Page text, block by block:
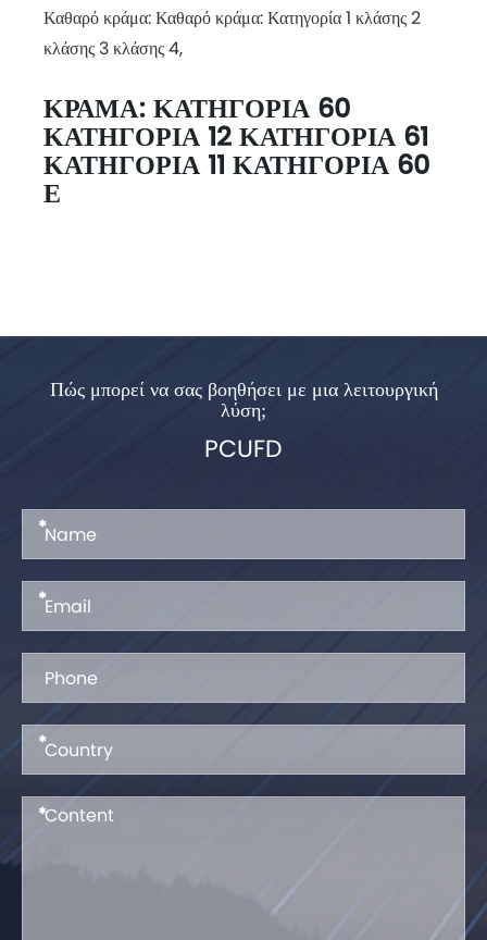
Καθαρό κράμα: Καθαρό κράμα: Κατηγορία 1 κλάσης 2
κλάσης 3 κλάσης 4,
ΚΡΆΜΑ: ΚΑΤΗΓΟΡΊΑ 60
ΚΑΤΗΓΟΡΊΑ 12 ΚΑΤΗΓΟΡΊΑ 61
ΚΑΤΗΓΟΡΊΑ 11 ΚΑΤΗΓΟΡΊΑ 60
Ε
Πώς μπορεί να σας βοηθήσει με μια λειτουργική
λύση;
PCUFD
*
*
*
*